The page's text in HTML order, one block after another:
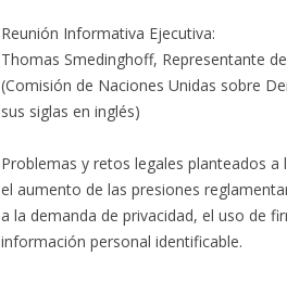
Reunión Informativa Ejecutiva:
Thomas Smedinghoff, Representante
(Comisión de Naciones Unidas sobre
sus siglas en inglés)
Problemas y retos legales planteados
el aumento de las presiones
a la demanda de privacidad, el uso de
información personal identificable.